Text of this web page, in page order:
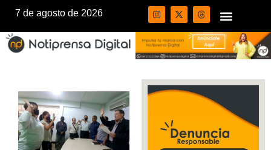
7 de agosto de 2026